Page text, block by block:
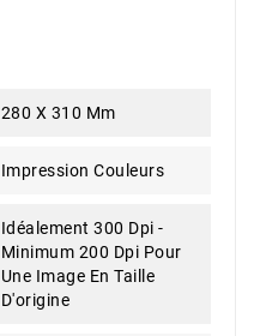
280 X 310 Mm
Impression Couleurs
Idéalement 300 Dpi -
Minimum 200 Dpi Pour
Une Image En Taille
D'origine